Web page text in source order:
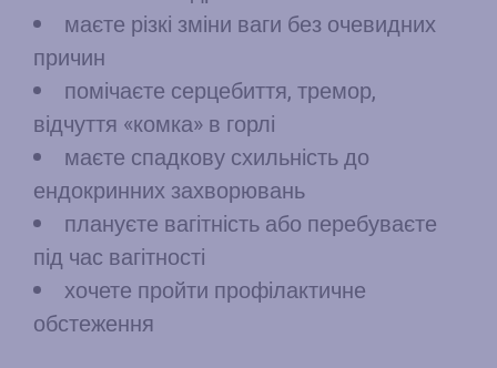
маєте різкі зміни ваги без очевидних
причин
помічаєте серцебиття, тремор,
відчуття «комка» в горлі
маєте спадкову схильність до
ендокринних захворювань
плануєте вагітність або перебуваєте
під час вагітності
хочете пройти профілактичне
обстеження